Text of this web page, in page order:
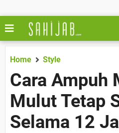
Home Style
Cara Ampuh
Mulut Tetap
Selama 12